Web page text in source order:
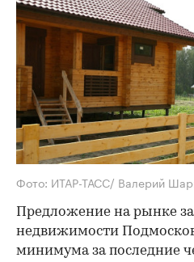
Фото: ИТАР-ТАСС/ Валерий
Предложение на рынке
недвижимости
минимума за последние